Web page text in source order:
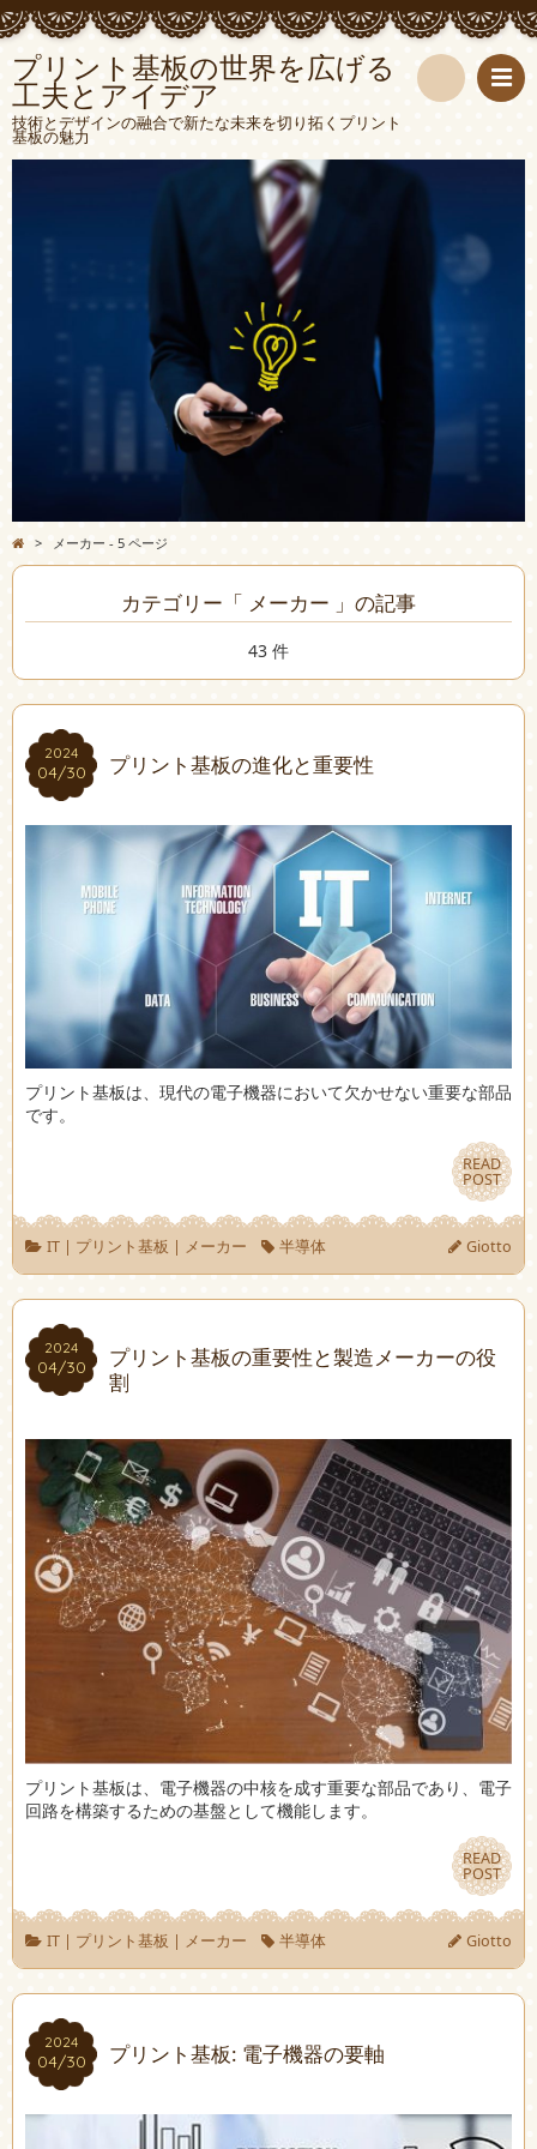
プリント基板の世界を広げる
工夫とアイデア
技術とデザインの融合で新たな未来を切り拓くプリント
基板の魅力
索
> メーカー - 5 ページ
カテゴリー「 メーカー 」の記事
43 件
2024
04/30
2024
04/30 プリント基板の進化と重要性
プリント基板は、現代の電子機器において欠かせない重要な部品
です。
READ
POST
READ
POST
IT| プリント基板 | メーカー 半導体 Giotto
2024
04/30
2024
04/30
プリント基板の重要性と製造メーカーの役
割
プリント基板は、電子機器の中核を成す重要な部品であり、電子
回路を構築するための基盤として機能します。
READ
POST
READ
POST
IT| プリント基板| メーカー 半導体 Giotto
2024
04/30
2024
04/30 プリント基板: 電子機器の要軸